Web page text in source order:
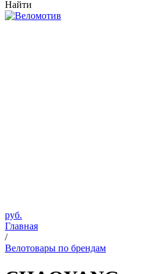
Найти
руб.
Главная
/
Велотовары по брендам